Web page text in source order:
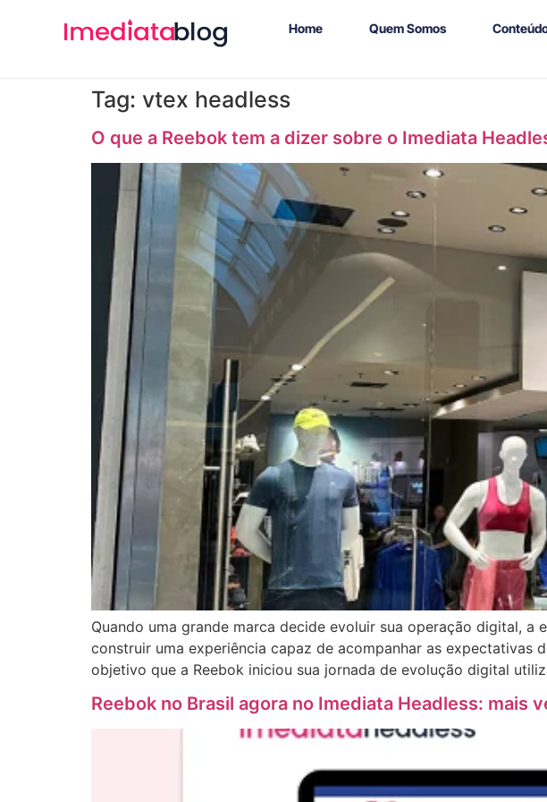
Home Quem Somos
Tag: vtex headless
O que a Reebok tem a dizer sobre o Imediata
Quando uma grande marca decide evoluir sua operação digital,
construir uma experiência capaz de acompanhar as expectativas
objetivo que a Reebok iniciou sua jornada de evolução digital
Reebok no Brasil agora no Imediata Headless: mais